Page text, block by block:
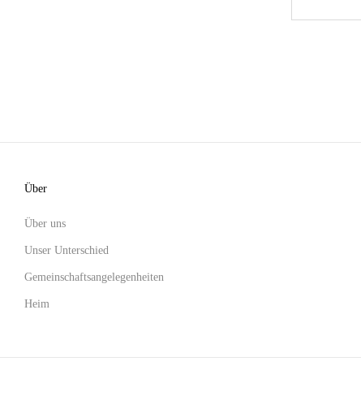
Über
Über uns
Unser Unterschied
Gemeinschaftsangelegenheiten
Heim